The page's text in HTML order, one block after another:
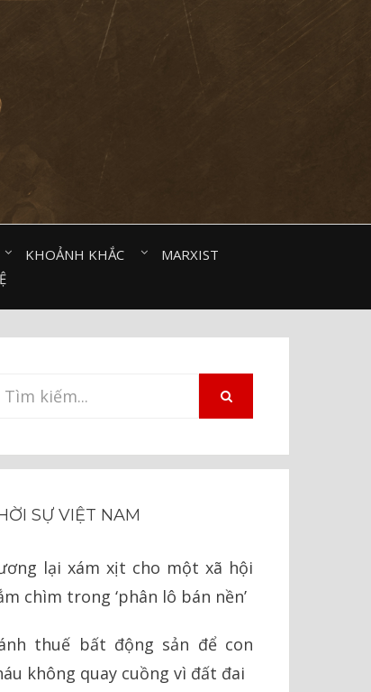
KHOẢNH KHẮC⠀
MARXIST⠀
SỰ VIỆT NAM
lại xám xịt cho một xã hội
chìm trong ‘phân lô bán nền’
thuế bất động sản để con
không quay cuồng vì đất đai